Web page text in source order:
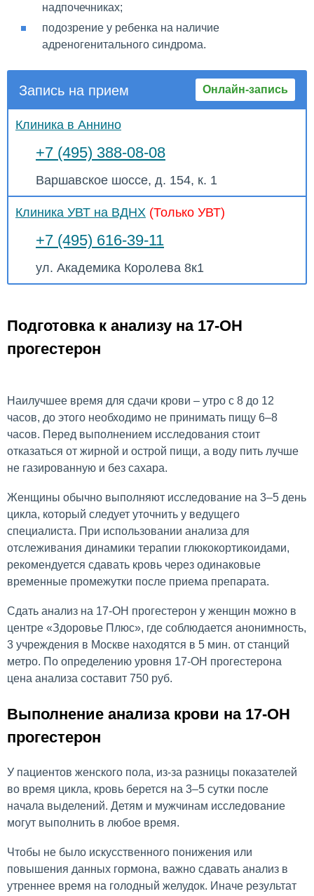
надпочечниках;
подозрение у ребенка на наличие
адреногенитального синдрома.
Запись на прием Онлайн-запись
Клиника в Аннино
+7 (495) 388-08-08
Варшавское шоссе, д. 154, к. 1
Клиника УВТ на ВДНХ (Только УВТ)
+7 (495) 616-39-11
ул. Академика Королева 8к1
Подготовка к анализу на 17-ОН
прогестерон
Наилучшее время для сдачи крови – утро с 8 до 12
часов, до этого необходимо не принимать пищу 6–8
часов. Перед выполнением исследования стоит
отказаться от жирной и острой пищи, а воду пить лучше
не газированную и без сахара.
Женщины обычно выполняют исследование на 3–5 день
цикла, который следует уточнить у ведущего
специалиста. При использовании анализа для
отслеживания динамики терапии глюкокортикоидами,
рекомендуется сдавать кровь через одинаковые
временные промежутки после приема препарата.
Сдать анализ на 17-ОН прогестерон у женщин можно в
центре «Здоровье Плюс», где соблюдается анонимность,
3 учреждения в Москве находятся в 5 мин. от станций
метро. По определению уровня 17-ОН прогестерона
цена анализа составит 750 руб.
Выполнение анализа крови на 17-ОН
прогестерон
У пациентов женского пола, из-за разницы показателей
во время цикла, кровь берется на 3–5 сутки после
начала выделений. Детям и мужчинам исследование
могут выполнить в любое время.
Чтобы не было искусственного понижения или
повышения данных гормона, важно сдавать анализ в
утреннее время на голодный желудок. Иначе результат